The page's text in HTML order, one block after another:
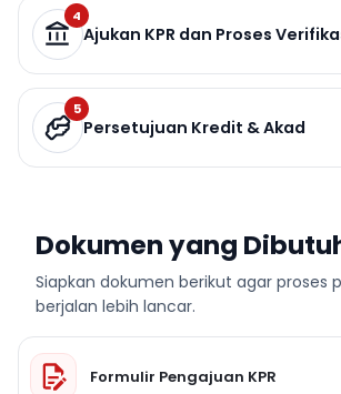
4
Ajukan KPR dan Proses
5
Persetujuan Kredit & Akad
Dokumen yang
Siapkan dokumen berikut agar proses
berjalan lebih lancar.
Formulir Pengajuan KPR